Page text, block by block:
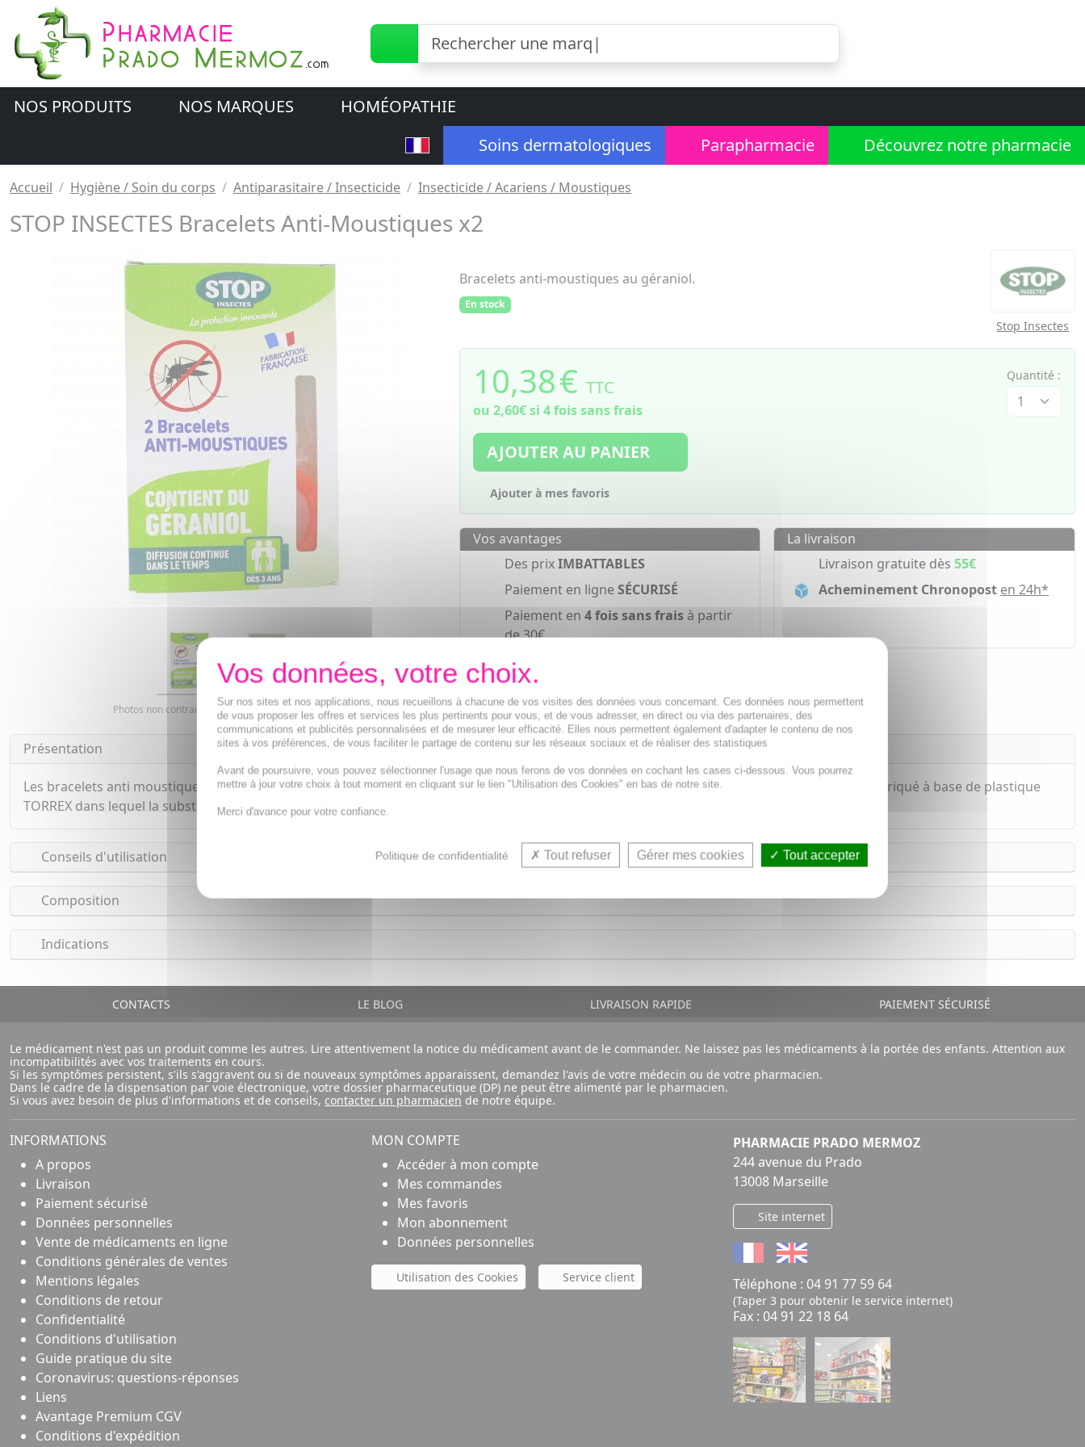
NOS PRODUITS NOS MARQUES
HOMÉOPATHIE
Soins dermatologiques
Parapharmacie Découvrez notre pharmacie
Accueil Hygiène / Soin du corps Antiparasitaire / Insecticide Insecticide / Acariens / Moustiques
STOP INSECTES Bracelets Anti-Moustiques x2
Photos non contractuelles. Copyright digimarquage
Bracelets anti-moustiques au géraniol.
En stock
Stop Insectes
10,38€ TTC
ou 2,60€si 4 fois sans frais
Quantité :
AJOUTER AU PANIER
Ajouter à mes favoris
Vos avantages
Des prixIMBATTABLES
Paiement en ligne SÉCURISÉ
Paiement en 4 fois sans fraisà partir
de 30€
La livraison
Livraison gratuite dès55€
Acheminement Chronopost en 24h*
Présentation
Les bracelets anti moustiques Stop insectes sont composé de géraniol et garantit une efficacité maximum en repoussant les moustiques. Fabriqué à base de plastique
TORREX dans lequel la substance active est imprégnée, il permet une diffusion continue dans le temps.
Conseils d'utilisation
Composition
Indications
CONTACTS LE BLOG LIVRAISON RAPIDE PAIEMENT SÉCURISÉ
Le médicament n'est pas un produit comme les autres. Lire attentivement la notice du médicament avant de le commander. Ne laissez pas les médicaments à la portée des enfants. Attention aux
incompatibilités avec vos traitements en cours.
Si les symptômes persistent, s'ils s'aggravent ou si de nouveaux symptômes apparaissent, demandez l'avis de votre médecin ou de votre pharmacien.
Dans le cadre de la dispensation par voie électronique, votre dossier pharmaceutique (DP) ne peut être alimenté par le pharmacien.
Si vous avez besoin de plus d'informations et de conseils, contacter un pharmacien de notre équipe.
INFORMATIONS
A propos
Livraison
Paiement sécurisé
Données personnelles
Vente de médicaments en ligne
Conditions générales de ventes
Mentions légales
Conditions de retour
Confidentialité
Conditions d'utilisation
Guide pratique du site
Coronavirus: questions-réponses
Liens
Avantage Premium CGV
Conditions d'expédition
MON COMPTE
Accéder à mon compte
Mes commandes
Mes favoris
Mon abonnement
Données personnelles
Utilisation des Cookies Service client
PHARMACIE PRADO MERMOZ
244 avenue du Prado
13008 Marseille
Site internet
Téléphone : 04 91 77 59 64
(Taper 3 pour obtenir le service internet)
Fax : 04 91 22 18 64
Sur nos sites et nos applications, nous recueillons à chacune de vos visites des données vous concernant. Ces données nous permettent
de vous proposer les offres et services les plus pertinents pour vous, et de vous adresser, en direct ou via des partenaires, des
communications et publicités personnalisées et de mesurer leur efficacité. Elles nous permettent également d'adapter le contenu de nos
sites à vos préférences, de vous faciliter le partage de contenu sur les réseaux sociaux et de réaliser des statistiques
Avant de poursuivre, vous pouvez sélectionner l'usage que nous ferons de vos données en cochant les cases ci-dessous. Vous pourrez
mettre à jour votre choix à tout moment en cliquant sur le lien "Utilisation des Cookies" en bas de notre site.
Merci d'avance pour votre confiance.
Politique de confidentialité Tout refuser Gérer mes cookies Tout accepter